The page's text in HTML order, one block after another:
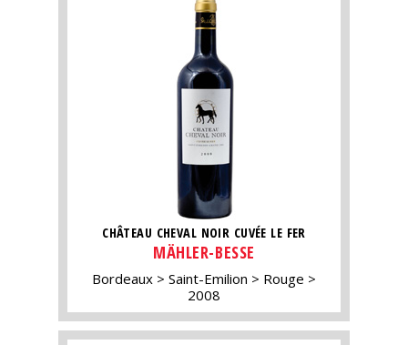
CHÂTEAU CHEVAL NOIR CUVÉE LE FER
MÄHLER-BESSE
Bordeaux Saint-Emilion
Rouge
2008